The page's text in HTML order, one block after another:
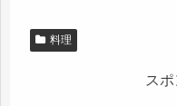
料理
ス